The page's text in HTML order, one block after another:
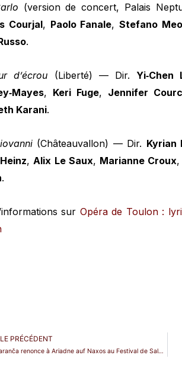
(version de concert, Palais
Courjal, Paolo Fanale,Stefano Meo
.
d’écrou (Liberté) — Dir. Yi‑Chen
, Keri Fuge, Jennifer
Karani.
(Châteauvallon) — Dir. Kyrian
, Alix Le Saux, Marianne Croux
.
sur Opéra de Toulon :
PRÉCÉDENT
Elīna Garanča renonce à Ariadne auf Naxos au Festival de Salzbourg